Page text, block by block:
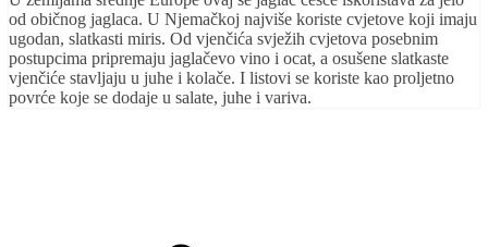
od običnog jaglaca. U Njemačkoj najviše koriste cvjetove koji imaju
ugodan, slatkasti miris. Od vjenčića svježih cvjetova posebnim
postupcima pripremaju jaglačevo vino i ocat, a osušene slatkaste
vjenčiće stavljaju u juhe i kolače. I listovi se koriste kao proljetno
povrće koje se dodaje u salate, juhe i variva.